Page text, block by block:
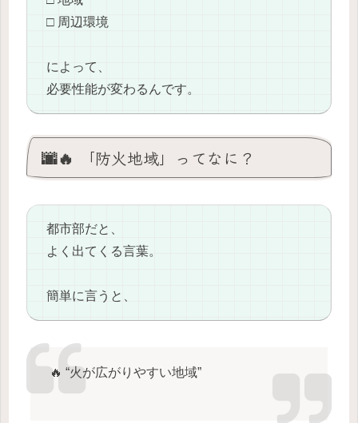
□ 周辺環境
によって、
必要性能が変わるんです。
🌆🔥 「防火地域」ってなに？
都市部だと、
よく出てくる言葉。
簡単に言うと、
🔥 “火が広がりやすい地域”